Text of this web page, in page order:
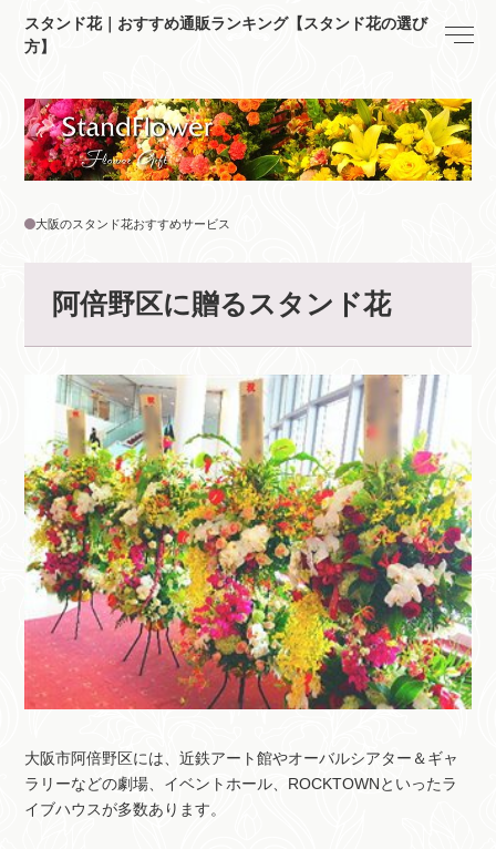
スタンド花｜おすすめ通販ランキング【スタンド花の選び
方】
大阪のスタンド花おすすめサービス
阿倍野区に贈るスタンド花
大阪市阿倍野区には、近鉄アート館やオーバルシアター＆ギャ
ラリーなどの劇場、イベントホール、ROCKTOWNといったラ
イブハウスが多数あります。